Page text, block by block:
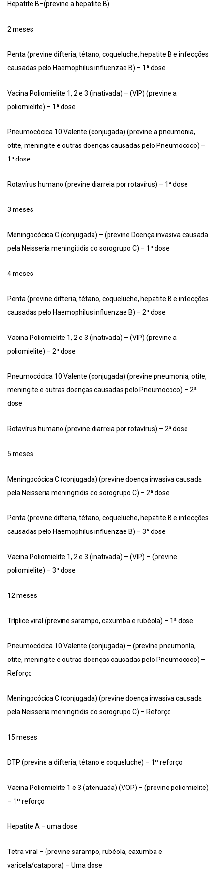
Hepatite B–(previne a hepatite B)
2 meses
Penta (previne difteria, tétano, coqueluche, hepatite B e infecções
causadas pelo Haemophilus influenzae B) – 1ª dose
Vacina Poliomielite 1, 2 e 3 (inativada) – (VIP) (previne a
poliomielite) – 1ª dose
Pneumocócica 10 Valente (conjugada) (previne a pneumonia,
otite, meningite e outras doenças causadas pelo Pneumococo) –
1ª dose
Rotavírus humano (previne diarreia por rotavírus) – 1ª dose
3 meses
Meningocócica C (conjugada) – (previne Doença invasiva causada
pela Neisseria meningitidis do sorogrupo C) – 1ª dose
4 meses
Penta (previne difteria, tétano, coqueluche, hepatite B e infecções
causadas pelo Haemophilus influenzae B) – 2ª dose
Vacina Poliomielite 1, 2 e 3 (inativada) – (VIP) (previne a
poliomielite) – 2ª dose
Pneumocócica 10 Valente (conjugada) (previne pneumonia, otite,
meningite e outras doenças causadas pelo Pneumococo) – 2ª
dose
Rotavírus humano (previne diarreia por rotavírus) – 2ª dose
5 meses
Meningocócica C (conjugada) (previne doença invasiva causada
pela Neisseria meningitidis do sorogrupo C) – 2ª dose
Penta (previne difteria, tétano, coqueluche, hepatite B e infecções
causadas pelo Haemophilus influenzae B) – 3ª dose
Vacina Poliomielite 1, 2 e 3 (inativada) – (VIP) – (previne
poliomielite) – 3ª dose
12 meses
Tríplice viral (previne sarampo, caxumba e rubéola) – 1ª dose
Pneumocócica 10 Valente (conjugada) – (previne pneumonia,
otite, meningite e outras doenças causadas pelo Pneumococo) –
Reforço
Meningocócica C (conjugada) (previne doença invasiva causada
pela Neisseria meningitidis do sorogrupo C) – Reforço
15 meses
DTP (previne a difteria, tétano e coqueluche) – 1º reforço
Vacina Poliomielite 1 e 3 (atenuada) (VOP) – (previne poliomielite)
– 1º reforço
Hepatite A – uma dose
Tetra viral – (previne sarampo, rubéola, caxumba e
varicela/catapora) – Uma dose